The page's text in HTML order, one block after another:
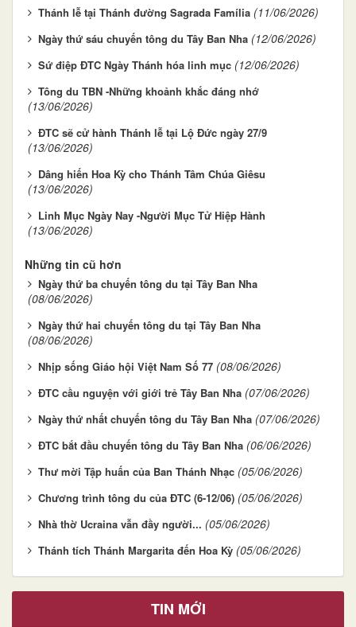
Thánh lễ tại Thánh đường Sagrada Família (11/06/2026)
Ngày thứ sáu chuyến tông du Tây Ban Nha (12/06/2026)
Sứ điệp ĐTC Ngày Thánh hóa linh mục (12/06/2026)
Tông du TBN -Những khoảnh khắc đáng nhớ
(13/06/2026)
ĐTC sẽ cử hành Thánh lễ tại Lộ Đức ngày 27/9
(13/06/2026)
Dâng hiến Hoa Kỳ cho Thánh Tâm Chúa Giêsu
(13/06/2026)
Linh Mục Ngày Nay -Người Mục Tử Hiệp Hành
(13/06/2026)
Những tin cũ hơn
Ngày thứ ba chuyến tông du tại Tây Ban Nha
(08/06/2026)
Ngày thứ hai chuyến tông du tại Tây Ban Nha
(08/06/2026)
Nhịp sống Giáo hội Việt Nam Số 77 (08/06/2026)
ĐTC cầu nguyện với giới trẻ Tây Ban Nha (07/06/2026)
Ngày thứ nhất chuyến tông du Tây Ban Nha (07/06/2026)
ĐTC bắt đầu chuyến tông du Tây Ban Nha (06/06/2026)
Thư mời Tập huấn của Ban Thánh Nhạc (05/06/2026)
Chương trình tông du của ĐTC (6-12/06) (05/06/2026)
Nhà thờ Ucraina vẫn đầy người... (05/06/2026)
Thánh tích Thánh Margarita đến Hoa Kỳ (05/06/2026)
TIN MỚI